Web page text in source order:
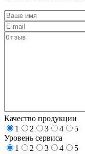
Качество продукции
1
2 3 4
5
Уровень сервиса
1
2 3 4
5